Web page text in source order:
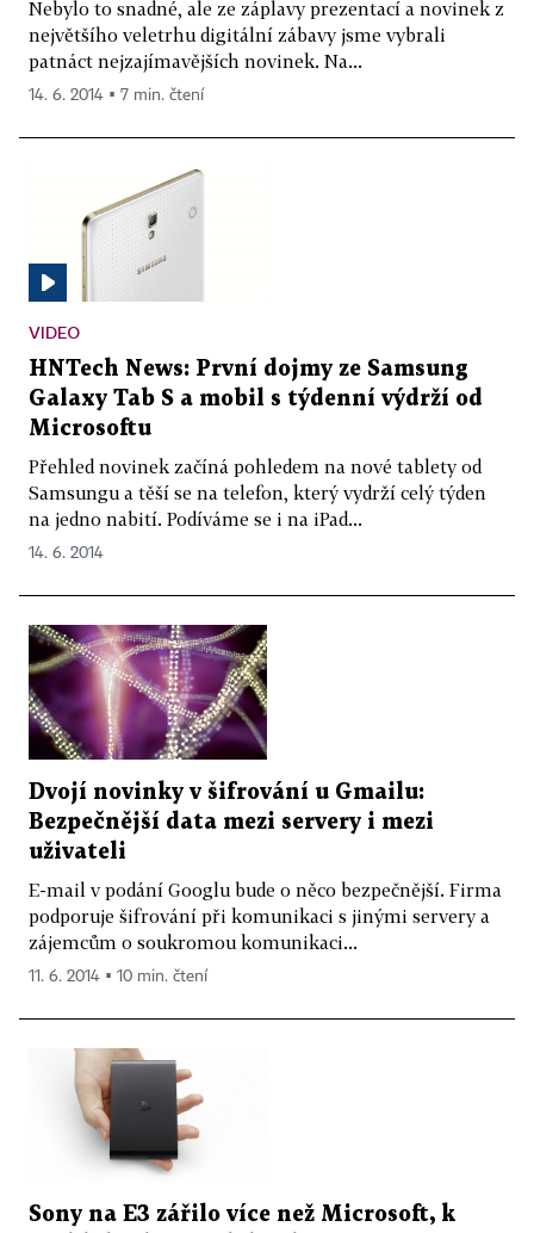
Nebylo to snadné, ale ze záplavy prezentací a novinek z
největšího veletrhu digitální zábavy jsme vybrali
patnáct nejzajímavějších novinek. Na...
14. 6. 2014 ▪ 7 min. čtení
VIDEO
HNTech News: První dojmy ze Samsung
Galaxy Tab S a mobil s týdenní výdrží od
Microsoftu
Přehled novinek začíná pohledem na nové tablety od
Samsungu a těší se na telefon, který vydrží celý týden
na jedno nabití. Podíváme se i na iPad...
14. 6. 2014
Dvojí novinky v šifrování u Gmailu:
Bezpečnější data mezi servery i mezi
uživateli
E-mail v podání Googlu bude o něco bezpečnější. Firma
podporuje šifrování při komunikaci s jinými servery a
zájemcům o soukromou komunikaci...
11. 6. 2014 ▪ 10 min. čtení
Sony na E3 zářilo více než Microsoft, k